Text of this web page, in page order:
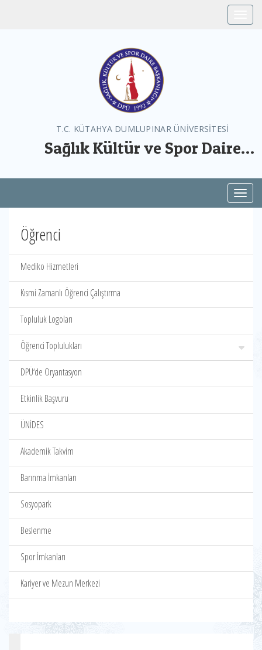
T.C. KÜTAHYA DUMLUPINAR ÜNİVERSİTESİ
Sağlık Kültür ve Spor Daire
Öğrenci
Mediko Hizmetleri
Kısmi Zamanlı Öğrenci Çalıştırma
Topluluk Logoları
Öğrenci Toplulukları
DPÜ‘de Oryantasyon
Etkinlik Başvuru
ÜNİDES
Akademik Takvim
Barınma İmkanları
Sosyopark
Beslenme
Spor İmkanları
Kariyer ve Mezun Merkezi